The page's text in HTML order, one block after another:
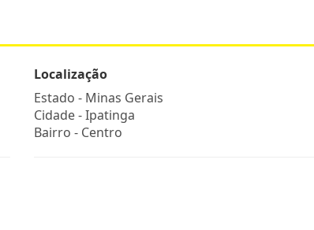
Localização
Estado - Minas Gerais
Cidade -Ipatinga
Bairro - Centro